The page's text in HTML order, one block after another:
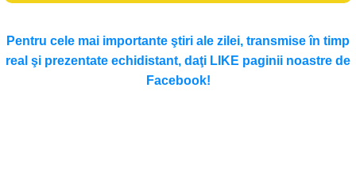
Pentru cele mai importante ştiri ale zilei, transmise în timp
real şi prezentate echidistant, daţi LIKE paginii noastre de
Facebook!